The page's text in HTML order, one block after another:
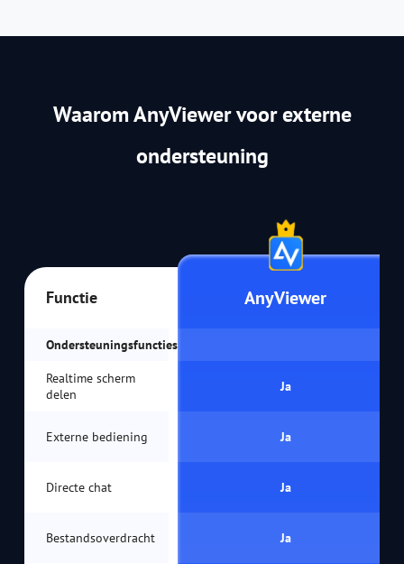
Waarom AnyViewer voor externe
ondersteuning
AnyViewer
Ja
Ja
Ja
Ja
Functie
Ondersteuningsfuncties
Realtime scherm
delen
Externe bediening
Directe chat
Bestandsoverdracht